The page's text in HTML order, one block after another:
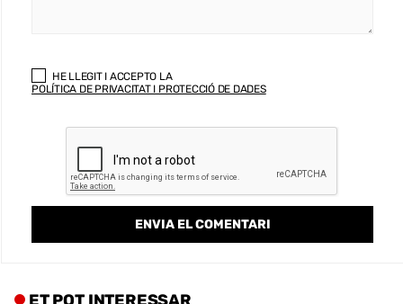
HE LLEGIT I ACCEPTO LA
POLÍTICA DE PRIVACITAT I PROTECCIÓ DE DADES